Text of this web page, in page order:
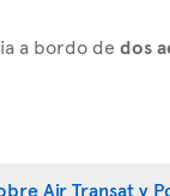
a bordo de dos
Air Transat y